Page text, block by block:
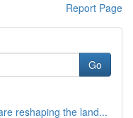
Report Page
Go
reshaping the land...